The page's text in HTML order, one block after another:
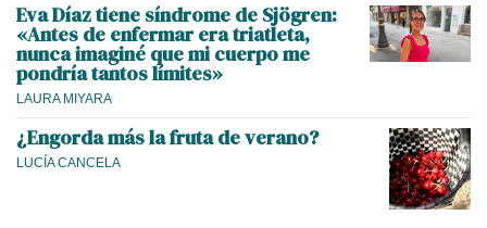
Eva Díaz tiene síndrome de Sjögren:
«Antes de enfermar era triatleta,
nunca imaginé que mi cuerpo me
pondría tantos límites»
LAURA MIYARA
¿Engorda más la fruta de verano?
LUCÍA CANCELA